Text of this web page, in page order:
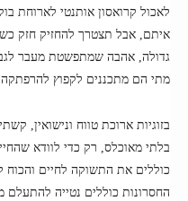
לאכול קרואסון אותנטי לארוחת
איתם, אבל תצטרך להחזיק חזק
גדולה, אהבה שמתפשטת מעבר
מתי הם מתכננים לקפוץ
בזוגיות ארוכת טווח ונישואין,
בלתי מאוכלס, רק כדי לוודא
כוללים את התשוקה לחיים
החסרונות כוללים נטייה להתעלם